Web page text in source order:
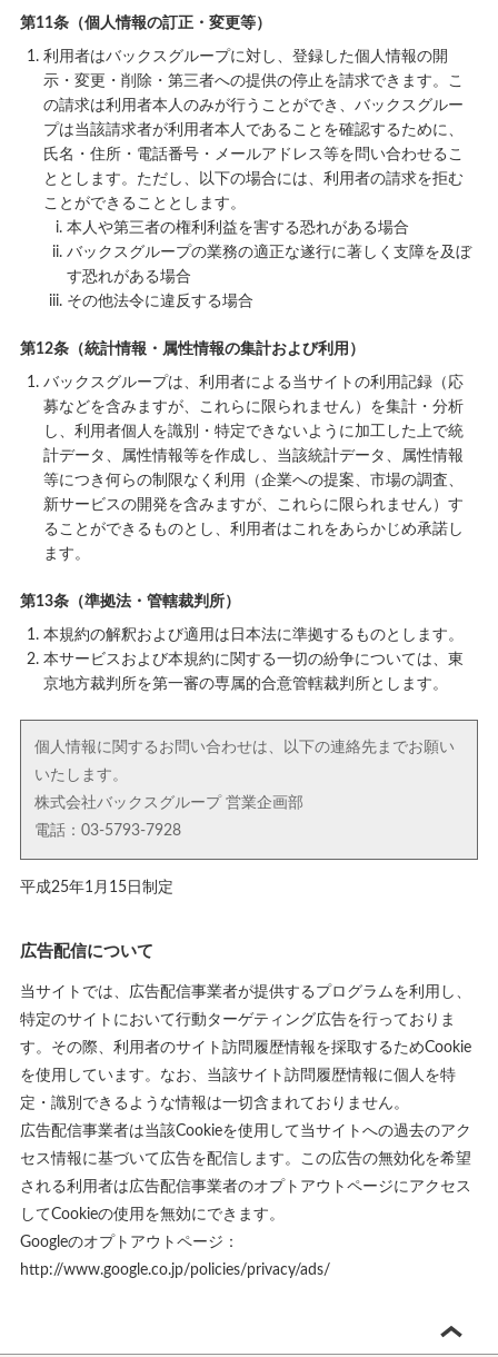
第11条（個人情報の訂正・変更等）
利用者はバックスグループに対し、登録した個人情報の開
示・変更・削除・第三者への提供の停止を請求できます。こ
の請求は利用者本人のみが行うことができ、バックスグルー
プは当該請求者が利用者本人であることを確認するために、
氏名・住所・電話番号・メールアドレス等を問い合わせるこ
ととします。ただし、以下の場合には、利用者の請求を拒む
ことができることとします。
本人や第三者の権利利益を害する恐れがある場合
バックスグループの業務の適正な遂行に著しく支障を及ぼ
す恐れがある場合
その他法令に違反する場合
第12条（統計情報・属性情報の集計および利用）
バックスグループは、利用者による当サイトの利用記録（応
募などを含みますが、これらに限られません）を集計・分析
し、利用者個人を識別・特定できないように加工した上で統
計データ、属性情報等を作成し、当該統計データ、属性情報
等につき何らの制限なく利用（企業への提案、市場の調査、
新サービスの開発を含みますが、これらに限られません）す
ることができるものとし、利用者はこれをあらかじめ承諾し
ます。
第13条（準拠法・管轄裁判所）
本規約の解釈および適用は日本法に準拠するものとします。
本サービスおよび本規約に関する一切の紛争については、東
京地方裁判所を第一審の専属的合意管轄裁判所とします。
個人情報に関するお問い合わせは、以下の連絡先までお願い
いたします。
株式会社バックスグループ 営業企画部
電話：03-5793-7928
平成25年1月15日制定
広告配信について
当サイトでは、広告配信事業者が提供するプログラムを利用し、
特定のサイトにおいて行動ターゲティング広告を行っておりま
す。その際、利用者のサイト訪問履歴情報を採取するためCookie
を使用しています。なお、当該サイト訪問履歴情報に個人を特
定・識別できるような情報は一切含まれておりません。
広告配信事業者は当該Cookieを使用して当サイトへの過去のアク
セス情報に基づいて広告を配信します。この広告の無効化を希望
される利用者は広告配信事業者のオプトアウトページにアクセス
してCookieの使用を無効にできます。
Googleのオプトアウトページ：
http://www.google.co.jp/policies/privacy/ads/